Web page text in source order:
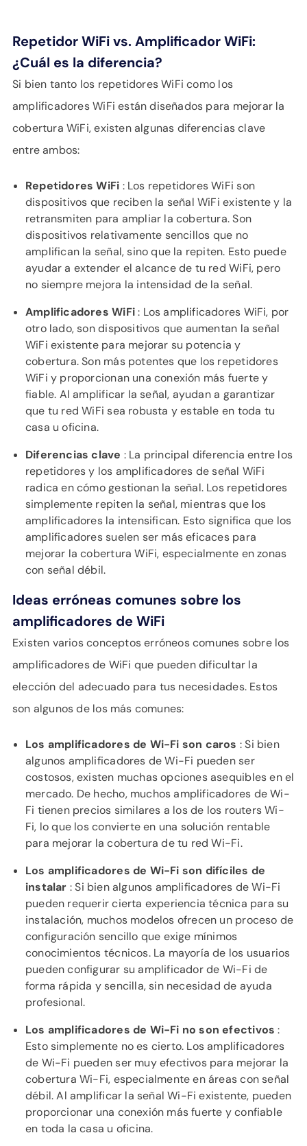
Repetidor WiFi vs. Amplificador WiFi:
¿Cuál es la diferencia?
Si bien tanto los repetidores WiFi como los
amplificadores WiFi están diseñados para mejorar la
cobertura WiFi, existen algunas diferencias clave
entre ambos:
Repetidores WiFi : Los repetidores WiFi son
dispositivos que reciben la señal WiFi existente y la
retransmiten para ampliar la cobertura. Son
dispositivos relativamente sencillos que no
amplifican la señal, sino que la repiten. Esto puede
ayudar a extender el alcance de tu red WiFi, pero
no siempre mejora la intensidad de la señal.
Amplificadores WiFi: Los amplificadores WiFi, por
otro lado, son dispositivos que aumentan la señal
WiFi existente para mejorar su potencia y
cobertura. Son más potentes que los repetidores
WiFi y proporcionan una conexión más fuerte y
fiable. Al amplificar la señal, ayudan a garantizar
que tu red WiFi sea robusta y estable en toda tu
casa u oficina.
Diferencias clave : La principal diferencia entre los
repetidores y los amplificadores de señal WiFi
radica en cómo gestionan la señal. Los repetidores
simplemente repiten la señal, mientras que los
amplificadores la intensifican. Esto significa que los
amplificadores suelen ser más eficaces para
mejorar la cobertura WiFi, especialmente en zonas
con señal débil.
Ideas erróneas comunes sobre los
amplificadores de WiFi
Existen varios conceptos erróneos comunes sobre los
amplificadores de WiFi que pueden dificultar la
elección del adecuado para tus necesidades. Estos
son algunos de los más comunes:
Los amplificadores de Wi-Fi son caros : Si bien
algunos amplificadores de Wi-Fi pueden ser
costosos, existen muchas opciones asequibles en el
mercado. De hecho, muchos amplificadores de Wi-
Fi tienen precios similares a los de los routers Wi-
Fi, lo que los convierte en una solución rentable
para mejorar la cobertura de tu red Wi-Fi.
Los amplificadores de Wi-Fi son difíciles de
instalar : Si bien algunos amplificadores de Wi-Fi
pueden requerir cierta experiencia técnica para su
instalación, muchos modelos ofrecen un proceso de
configuración sencillo que exige mínimos
conocimientos técnicos. La mayoría de los usuarios
pueden configurar su amplificador de Wi-Fi de
forma rápida y sencilla, sin necesidad de ayuda
profesional.
Los amplificadores de Wi-Fi no son efectivos :
Esto simplemente no es cierto. Los amplificadores
de Wi-Fi pueden ser muy efectivos para mejorar la
cobertura Wi-Fi, especialmente en áreas con señal
débil. Al amplificar la señal Wi-Fi existente, pueden
proporcionar una conexión más fuerte y confiable
en toda la casa u oficina.